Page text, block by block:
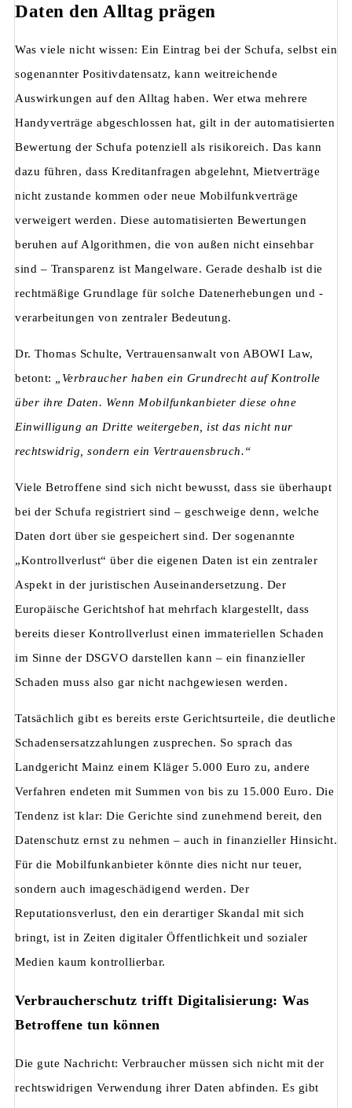
Daten den Alltag prägen
Was viele nicht wissen: Ein Eintrag bei der Schufa, selbst ein
sogenannter Positivdatensatz, kann weitreichende
Auswirkungen auf den Alltag haben. Wer etwa mehrere
Handyverträge abgeschlossen hat, gilt in der automatisierten
Bewertung der Schufa potenziell als risikoreich. Das kann
dazu führen, dass Kreditanfragen abgelehnt, Mietverträge
nicht zustande kommen oder neue Mobilfunkverträge
verweigert werden. Diese automatisierten Bewertungen
beruhen auf Algorithmen, die von außen nicht einsehbar
sind – Transparenz ist Mangelware. Gerade deshalb ist die
rechtmäßige Grundlage für solche Datenerhebungen und -
verarbeitungen von zentraler Bedeutung.
Dr. Thomas Schulte, Vertrauensanwalt von ABOWI Law,
betont: „Verbraucher haben ein Grundrecht auf Kontrolle
über ihre Daten. Wenn Mobilfunkanbieter diese ohne
Einwilligung an Dritte weitergeben, ist das nicht nur
rechtswidrig, sondern ein Vertrauensbruch.“
Viele Betroffene sind sich nicht bewusst, dass sie überhaupt
bei der Schufa registriert sind – geschweige denn, welche
Daten dort über sie gespeichert sind. Der sogenannte
„Kontrollverlust“ über die eigenen Daten ist ein zentraler
Aspekt in der juristischen Auseinandersetzung. Der
Europäische Gerichtshof hat mehrfach klargestellt, dass
bereits dieser Kontrollverlust einen immateriellen Schaden
im Sinne der DSGVO darstellen kann – ein finanzieller
Schaden muss also gar nicht nachgewiesen werden.
Tatsächlich gibt es bereits erste Gerichtsurteile, die deutliche
Schadensersatzzahlungen zusprechen. So sprach das
Landgericht Mainz einem Kläger 5.000 Euro zu, andere
Verfahren endeten mit Summen von bis zu 15.000 Euro. Die
Tendenz ist klar: Die Gerichte sind zunehmend bereit, den
Datenschutz ernst zu nehmen – auch in finanzieller Hinsicht.
Für die Mobilfunkanbieter könnte dies nicht nur teuer,
sondern auch imageschädigend werden. Der
Reputationsverlust, den ein derartiger Skandal mit sich
bringt, ist in Zeiten digitaler Öffentlichkeit und sozialer
Medien kaum kontrollierbar.
Verbraucherschutz trifft Digitalisierung: Was
Betroffene tun können
Die gute Nachricht: Verbraucher müssen sich nicht mit der
rechtswidrigen Verwendung ihrer Daten abfinden. Es gibt